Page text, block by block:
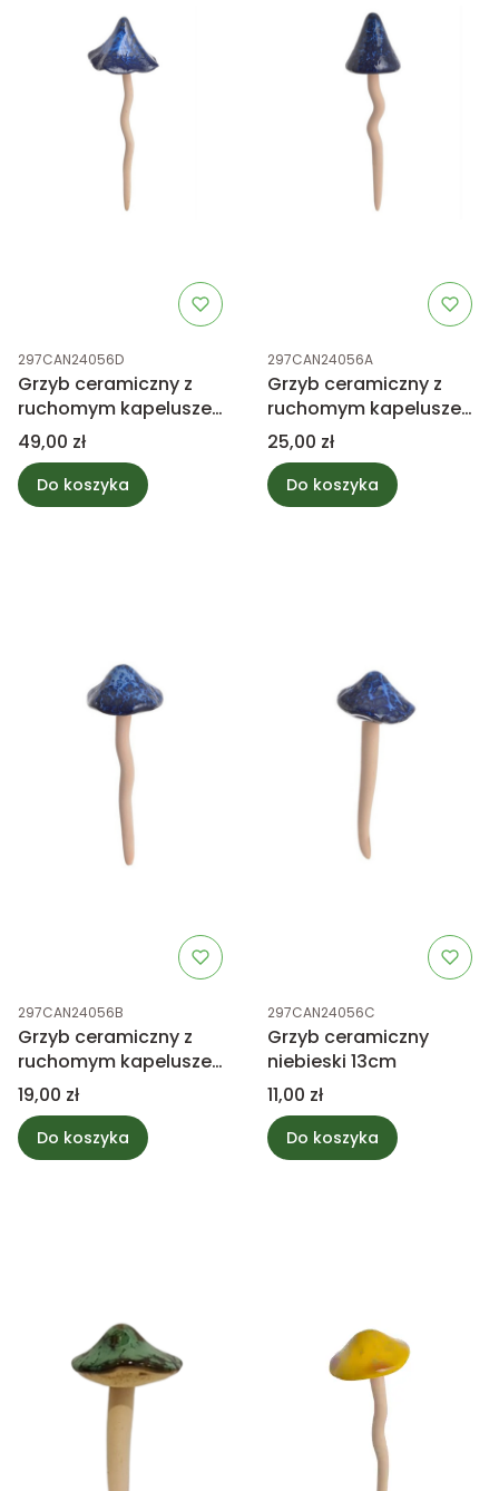
Kod produktu
297CAN24056D
Grzyb ceramiczny z
ruchomym kapeluszem
37,5cm
Cena
49,00 zł
Do koszyka
Kod produktu
297CAN24056A
Grzyb ceramiczny z
ruchomym kapeluszem
23,5cm
Cena
25,00 zł
Do koszyka
Kod produktu
297CAN24056B
Grzyb ceramiczny z
ruchomym kapeluszem
17cm
Cena
19,00 zł
Do koszyka
Kod produktu
297CAN24056C
Grzyb ceramiczny
niebieski 13cm
Cena
11,00 zł
Do koszyka